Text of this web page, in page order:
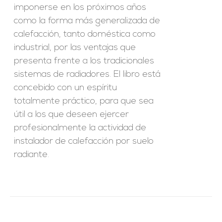
imponerse en los próximos años
como la forma más generalizada de
calefacción, tanto doméstica como
industrial, por las ventajas que
presenta frente a los tradicionales
sistemas de radiadores. El libro está
concebido con un espíritu
totalmente práctico, para que sea
útil a los que deseen ejercer
profesionalmente la actividad de
instalador de calefacción por suelo
radiante.